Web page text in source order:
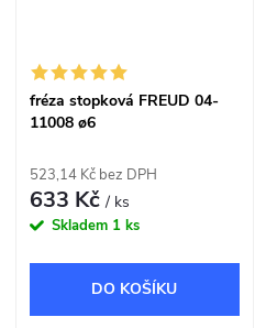
fréza stopková FREUD 04-
11008 ø6
523,14 Kč bez DPH
633 Kč/ ks
Skladem 1 ks
DO KOŠÍKU